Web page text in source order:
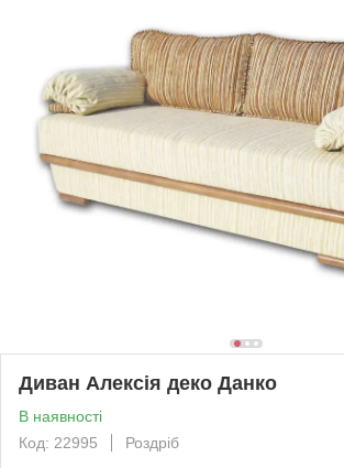
Диван Алексія деко Данко
В наявності
Код: 22995
Роздріб